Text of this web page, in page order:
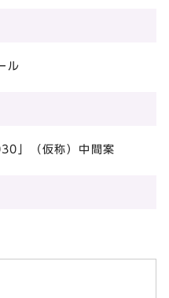
ル
」（仮称）中間案